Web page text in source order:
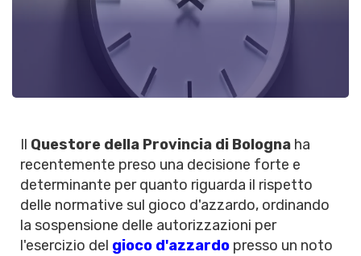
Il Questore della Provincia di Bologna ha
recentemente preso una decisione forte e
determinante per quanto riguarda il rispetto
delle normative sul gioco d'azzardo, ordinando
la sospensione delle autorizzazioni per
l'esercizio del gioco d'azzardo presso un noto